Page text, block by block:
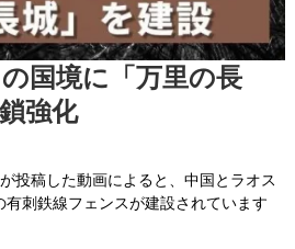
国境に「万里の長
強化
投稿した動画によると、中国とラオス
刺鉄線フェンスが建設されています